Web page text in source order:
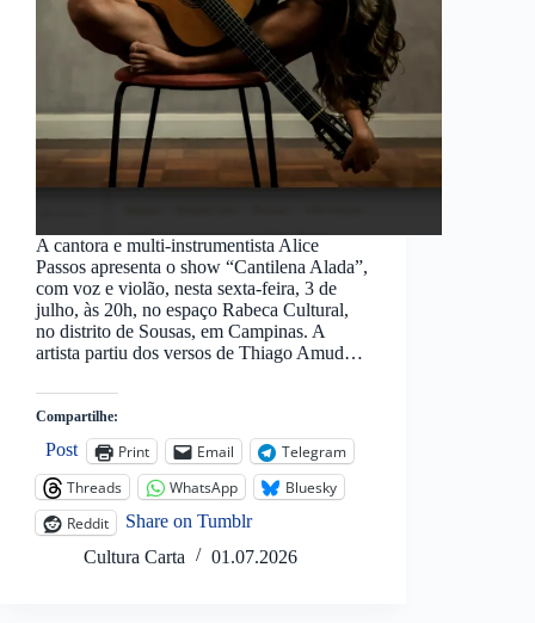
A cantora e multi-instrumentista Alice
Passos apresenta o show “Cantilena Alada”,
com voz e violão, nesta sexta-feira, 3 de
julho, às 20h, no espaço Rabeca Cultural,
no distrito de Sousas, em Campinas. A
artista partiu dos versos de Thiago Amud…
Compartilhe:
Post Print Email
Telegram
Threads
WhatsApp
Bluesky
Reddit
Share on Tumblr
Cultura Carta
01.07.2026